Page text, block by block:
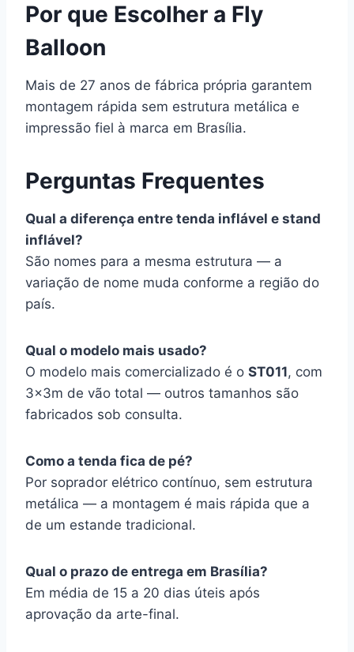
Por que Escolher a Fly
Balloon
Mais de 27 anos de fábrica própria garantem
montagem rápida sem estrutura metálica e
impressão fiel à marca em Brasília.
Perguntas Frequentes
Qual a diferença entre tenda inflável e stand
inflável?
São nomes para a mesma estrutura — a
variação de nome muda conforme a região do
país.
Qual o modelo mais usado?
O modelo mais comercializado é o ST011, com
3x3m de vão total — outros tamanhos são
fabricados sob consulta.
Como a tenda fica de pé?
Por soprador elétrico contínuo, sem estrutura
metálica — a montagem é mais rápida que a
de um estande tradicional.
Qual o prazo de entrega em Brasília?
Em média de 15 a 20 dias úteis após
aprovação da arte-final.